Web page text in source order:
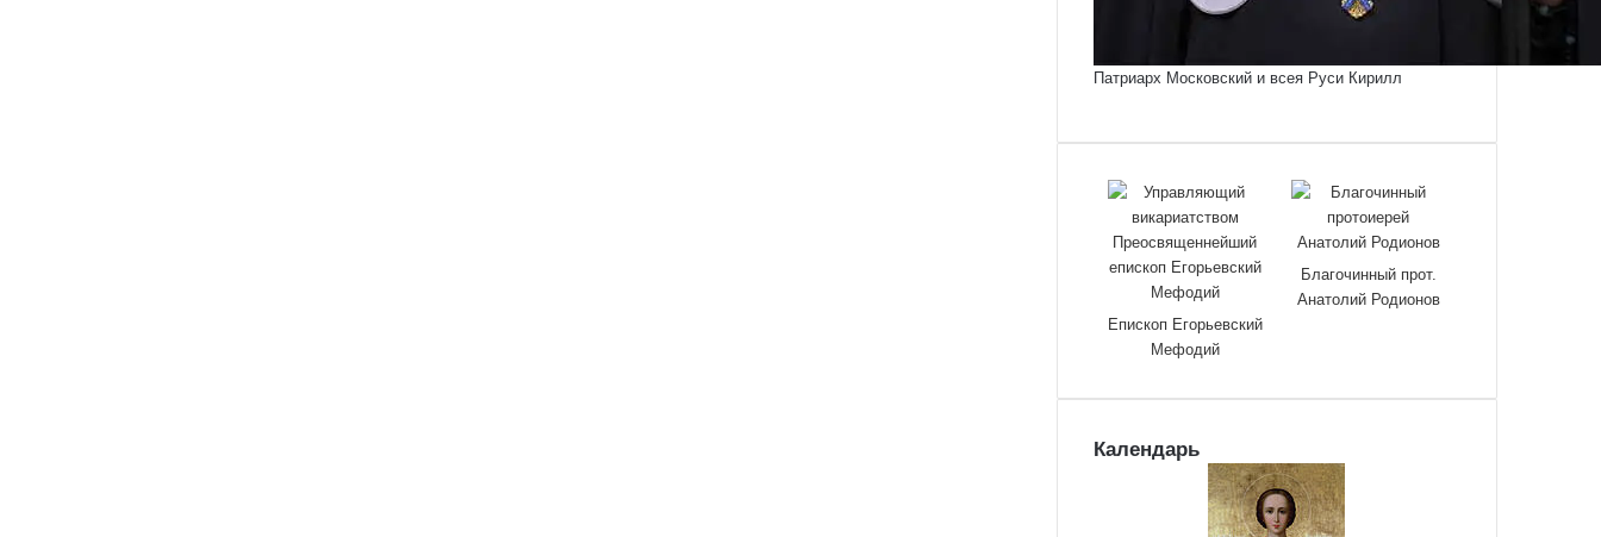
Патриарх Московский и всея Руси Кирилл
Епископ Егорьевский
Мефодий
Благочинный прот.
Анатолий Родионов
Календарь